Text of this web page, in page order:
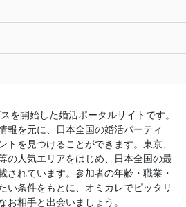
を開始した婚活ポータルサイトです。
報を元に、日本全国の婚活パーティ
トを見つけることができます。東京、
の人気エリアをはじめ、日本全国の最
されています。参加者の年齢・職業・
い条件をもとに、オミカレでピッタリ
お相手と出会いましょう。